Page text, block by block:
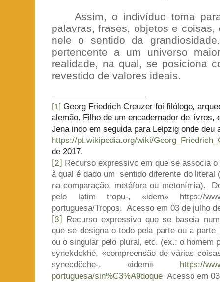
Assim, o indivíduo toma
palavras, frases, objetos e coisas,
nele o sentido da
pertencente a um universo
realidade, na qual, se posiciona
revestido de valores ideais.
[1]
Georg Friedrich Creuzer foi filólogo,
alemão. Filho de um encadernador de livros,
Jena indo em seguida para Leipzig onde deu
https://pt.wikipedia.org/wiki/
de 2017.
[2]
Recurso expressivo em que se associa
à qual é dado um sentido diferente do literal
na comparação, metáfora ou metonímia).
pelo latim tropu-, «idem» https://
portuguesa/Tropos. Acesso em 03 de julho
[3]
Recurso expressivo que se baseia
que se designa o todo pela parte ou a
ou o singular pelo plural, etc. (ex.: o homem
synekdokhé, «compreensão de várias
synecdŏche-, «idem» https://
portuguesa/sin%C3%A9doque Acesso em